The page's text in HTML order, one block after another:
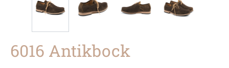
6016 Antikbock